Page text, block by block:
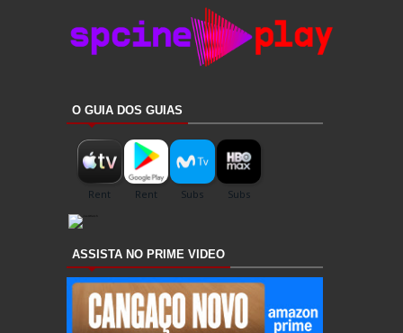
O GUIA DOS GUIAS
ASSISTA NO PRIME VIDEO